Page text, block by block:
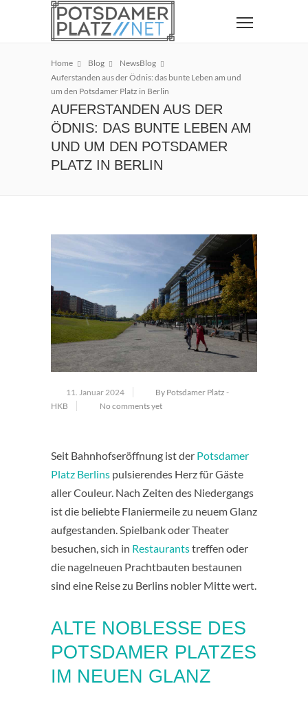
Home Blog
NewsBlog
Auferstanden aus der Ödnis: das bunte Leben am und
um den Potsdamer Platz in Berlin
AUFERSTANDEN AUS DER
ÖDNIS: DAS BUNTE LEBEN AM
UND UM DEN POTSDAMER
PLATZ IN BERLIN
11. Januar 2024
By Potsdamer Platz -
HKB
No comments yet
Seit Bahnhofseröffnung ist der Potsdamer
Platz Berlins pulsierendes Herz für Gäste
aller Couleur. Nach Zeiten des Niedergangs
ist die beliebte Flaniermeile zu neuem Glanz
aufgestanden. Spielbank oder Theater
besuchen, sich in Restaurantstreffen oder
die nagelneuen Prachtbauten bestaunen
sind eine Reise zu Berlins nobler Mitte wert.
ALTE NOBLESSE DES
POTSDAMER PLATZES
IM NEUEN GLANZ